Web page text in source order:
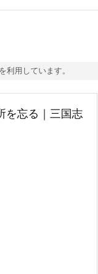

利用しています。
を忘る｜三国志